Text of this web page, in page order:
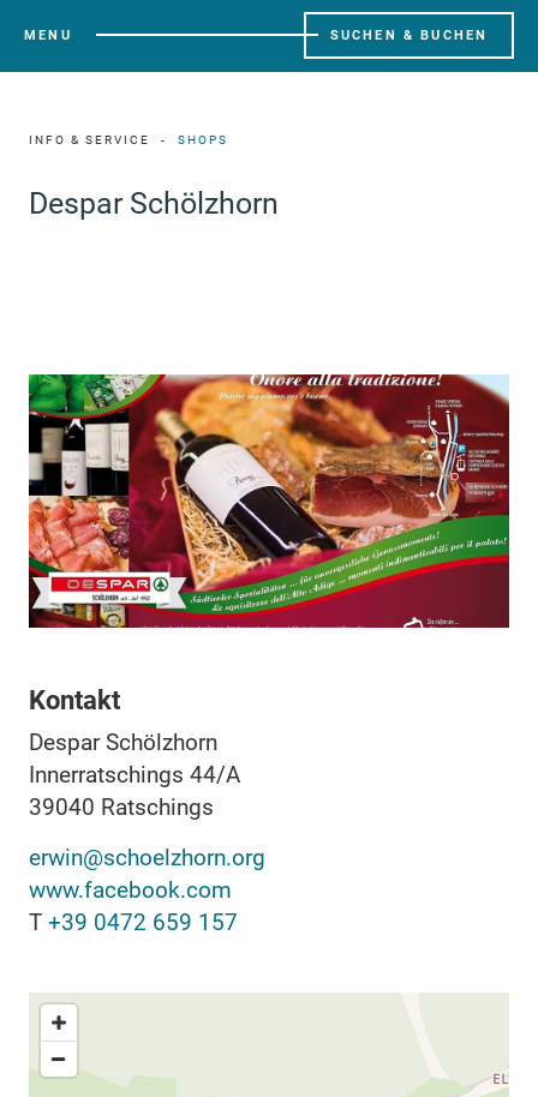
MENU SUCHEN & BUCHEN
INFO & SERVICE SHOPS
Despar Schölzhorn
Kontakt
Despar Schölzhorn
Innerratschings 44/A
39040 Ratschings
erwin@schoelzhorn.org
www.facebook.com
T +39 0472 659 157